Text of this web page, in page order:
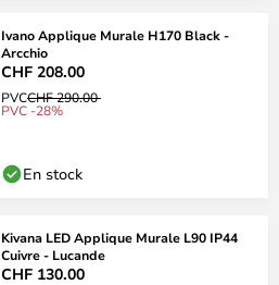
Ivano Applique Murale H170 Black -
Arcchio
CHF 208.00
PVCCHF 290.00
PVC -28%
En stock
Kivana LED Applique Murale L90 IP44
Cuivre - Lucande
CHF 130.00